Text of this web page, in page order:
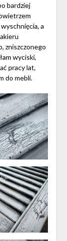
bardziej
a
zniszczonego
wyciski,
pracy lat,
do mebli.